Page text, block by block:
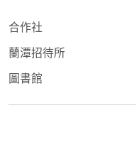
合作社
蘭潭招待所
圖書館